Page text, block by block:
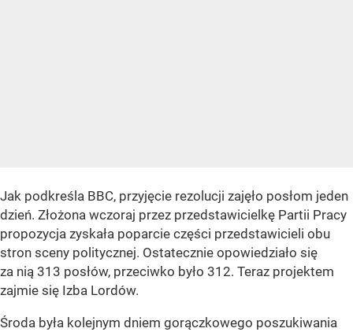
Jak podkreśla BBC, przyjęcie rezolucji zajęło posłom jeden
dzień. Złożona wczoraj przez przedstawicielkę Partii Pracy
propozycja zyskała poparcie części przedstawicieli obu
stron sceny politycznej. Ostatecznie opowiedziało się
za nią 313 posłów, przeciwko było 312. Teraz projektem
zajmie się Izba Lordów.
Środa była kolejnym dniem gorączkowego poszukiwania